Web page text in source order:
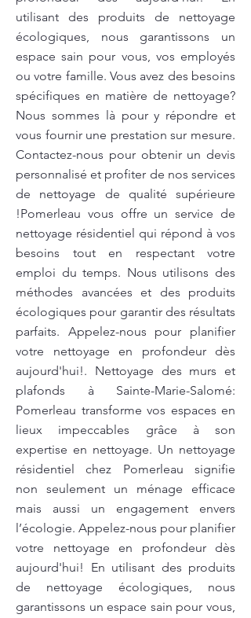
utilisant des produits de nettoyage
écologiques, nous garantissons un
espace sain pour vous, vos employés
ou votre famille. Vous avez des besoins
spécifiques en matière de nettoyage?
Nous sommes là pour y répondre et
vous fournir une prestation sur mesure.
Contactez-nous pour obtenir un devis
personnalisé et profiter de nos services
de nettoyage de qualité supérieure
!Pomerleau vous offre un service de
nettoyage résidentiel qui répond à vos
besoins tout en respectant votre
emploi du temps. Nous utilisons des
méthodes avancées et des produits
écologiques pour garantir des résultats
parfaits. Appelez-nous pour planifier
votre nettoyage en profondeur dès
aujourd'hui!. Nettoyage des murs et
plafonds à Sainte-Marie-Salomé:
Pomerleau transforme vos espaces en
lieux impeccables grâce à son
expertise en nettoyage. Un nettoyage
résidentiel chez Pomerleau signifie
non seulement un ménage efficace
mais aussi un engagement envers
l’écologie. Appelez-nous pour planifier
votre nettoyage en profondeur dès
aujourd'hui! En utilisant des produits
de nettoyage écologiques, nous
garantissons un espace sain pour vous,